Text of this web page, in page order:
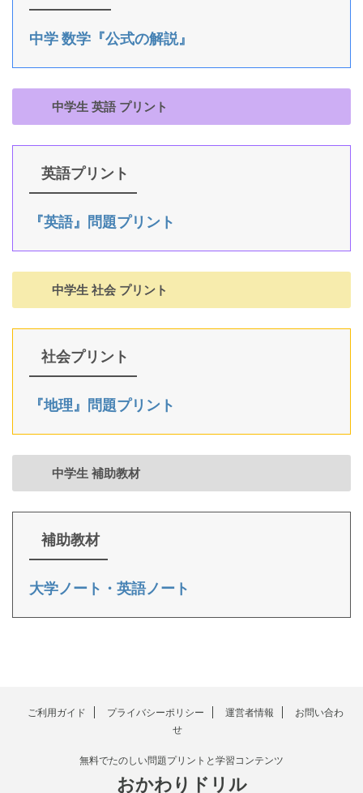
中学 数学『公式の解説』
中学生 英語 プリント
英語プリント
『英語』問題プリント
中学生 社会 プリント
社会プリント
『地理』問題プリント
中学生 補助教材
補助教材
大学ノート・英語ノート
ご利用ガイド プライバシーポリシー 運営者情報
お問い合わ
せ
無料でたのしい問題プリントと学習コンテンツ
おかわりドリル